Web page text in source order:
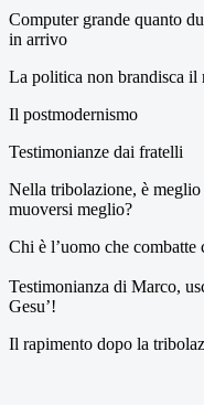
Computer grande quanto
in arrivo
La politica non brandisca il
Il postmodernismo
Testimonianze dai fratelli
Nella tribolazione, è
muoversi meglio?
Chi è l’uomo che combatte
Testimonianza di Marco,
Gesu’!
Il rapimento dopo la